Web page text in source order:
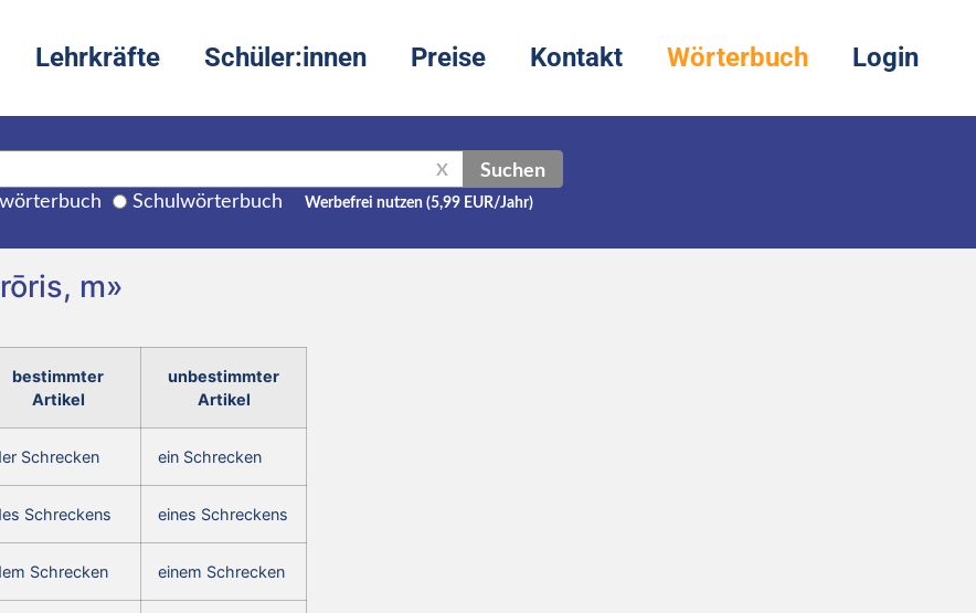
Lehrkräfte Schüler:innen Preise Kontakt Wörterbuch Login
X Suchen
Schulwörterbuch Werbefrei nutzen (5,99 EUR/Jahr)
m»
bestimmter
Artikel
unbestimmter
Artikel
Schrecken ein Schrecken
Schreckens eines Schreckens
Schrecken einem Schrecken